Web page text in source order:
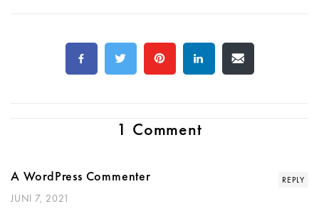
1 Comment
A WordPress Commenter
JUNI 7, 2021
REPLY